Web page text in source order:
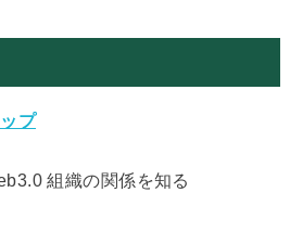
プ
組織の関係を知る